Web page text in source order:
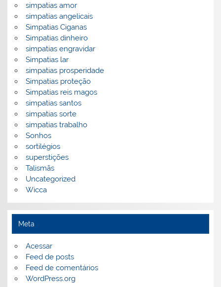
simpatias amor
simpatias angelicais
Simpatias Ciganas
Simpatias dinheiro
simpatias engravidar
Simpatias lar
simpatias prosperidade
Simpatias proteção
Simpatias reis magos
simpatias santos
simpatias sorte
simpatias trabalho
Sonhos
sortilégios
superstições
Talismãs
Uncategorized
Wicca
Meta
Acessar
Feed de posts
Feed de comentários
WordPress.org